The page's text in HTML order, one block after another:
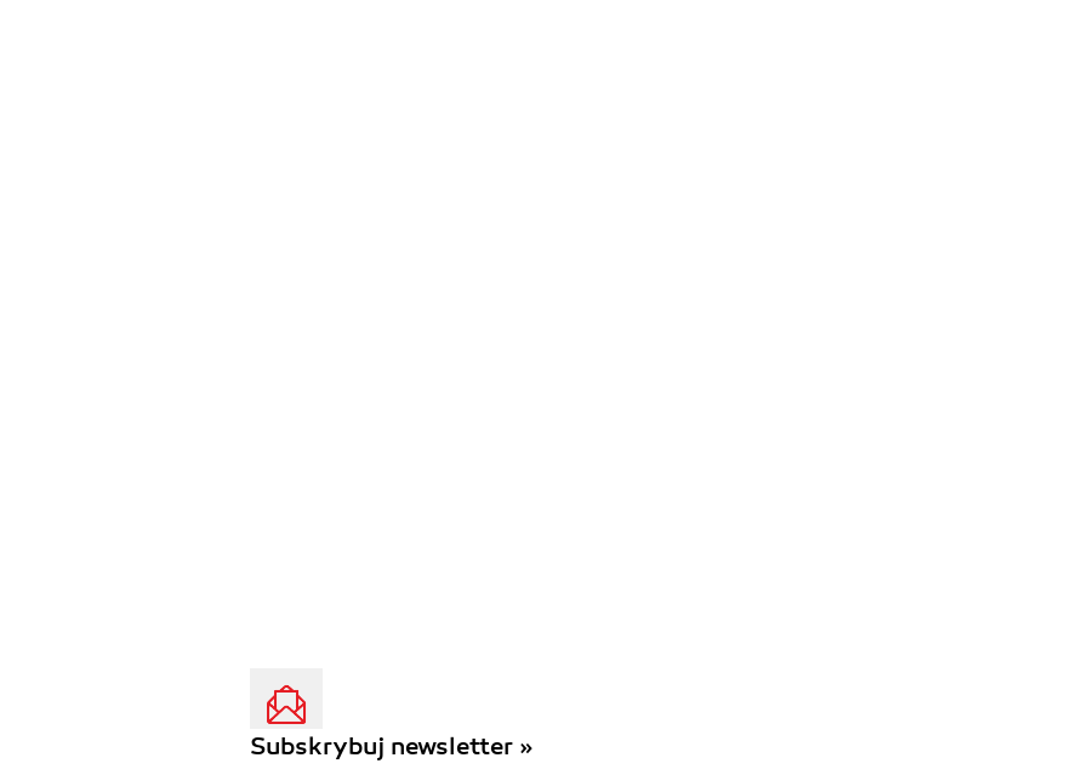
Subskrybuj newsletter »